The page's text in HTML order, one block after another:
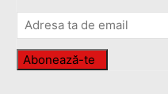
Abonează-te